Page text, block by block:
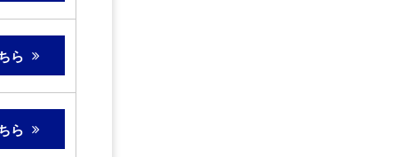
ら
ら